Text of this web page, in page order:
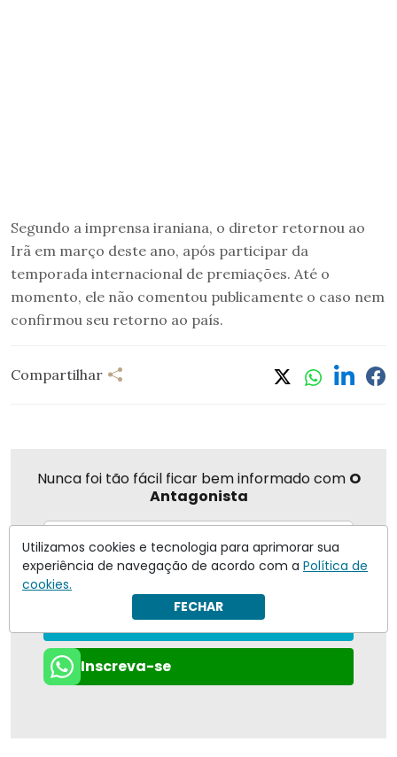
Segundo a imprensa iraniana, o diretor retornou ao
Irã em março deste ano, após participar da
temporada internacional de premiações. Até o
momento, ele não comentou publicamente o caso nem
confirmou seu retorno ao país.
Compartilhar
Nunca foi tão fácil ficar bem informado com O
Antagonista
Eu concordo em receber notificações | Para obter mais
informações reveja nossa
Enviar
Inscreva-se
Utilizamos cookies e tecnologia para aprimorar sua
experiência de navegação de acordo com a Política de
cookies.
FECHAR